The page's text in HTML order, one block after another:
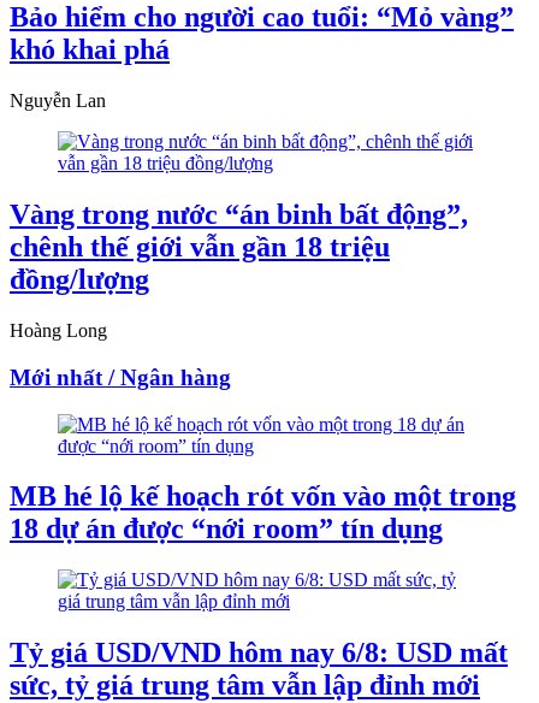
Bảo hiểm cho người cao tuổi: “Mỏ vàng”
khó khai phá
Nguyễn Lan
Vàng trong nước “án binh bất động”,
chênh thế giới vẫn gần 18 triệu
đồng/lượng
Hoàng Long
Mới nhất / Ngân hàng
MB hé lộ kế hoạch rót vốn vào một trong
18 dự án được “nới room” tín dụng
Tỷ giá USD/VND hôm nay 6/8: USD mất
sức, tỷ giá trung tâm vẫn lập đỉnh mới